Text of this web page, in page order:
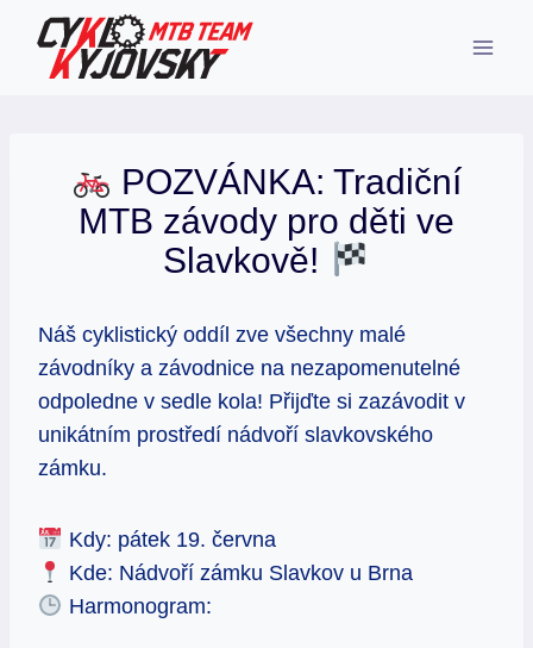
Přeskočit
obsah
POZVÁNKA: Tradiční
MTB závody pro děti ve
Slavkově!
Náš cyklistický oddíl zve všechny malé
závodníky a závodnice na nezapomenutelné
odpoledne v sedle kola! Přijďte si zazávodit v
unikátním prostředí nádvoří slavkovského
zámku.
Kdy: pátek 19. června
Kde: Nádvoří zámku Slavkov u Brna
Harmonogram: